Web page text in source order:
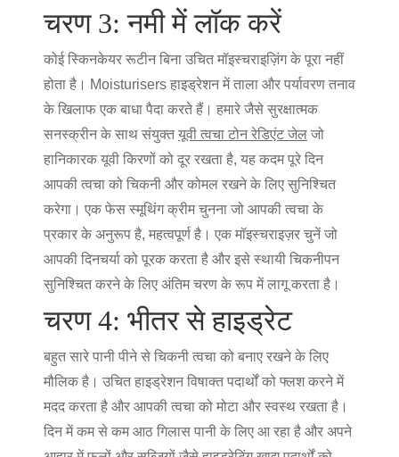
चरण 3: नमी में लॉक करें
कोई स्किनकेयर रूटीन बिना उचित मॉइस्चराइज़िंग के पूरा नहीं
होता है। Moisturisers हाइड्रेशन में ताला और पर्यावरण तनाव
के खिलाफ एक बाधा पैदा करते हैं। हमारे जैसे सुरक्षात्मक
सनस्क्रीन के साथ संयुक्त यूवी त्वचा टोन रेडिएंट जेल जो
हानिकारक यूवी किरणों को दूर रखता है, यह कदम पूरे दिन
आपकी त्वचा को चिकनी और कोमल रखने के लिए सुनिश्चित
करेगा। एक फेस स्मूथिंग क्रीम चुनना जो आपकी त्वचा के
प्रकार के अनुरूप है, महत्वपूर्ण है। एक मॉइस्चराइज़र चुनें जो
आपकी दिनचर्या को पूरक करता है और इसे स्थायी चिकनीपन
सुनिश्चित करने के लिए अंतिम चरण के रूप में लागू करता है।
चरण 4: भीतर से हाइड्रेट
बहुत सारे पानी पीने से चिकनी त्वचा को बनाए रखने के लिए
मौलिक है। उचित हाइड्रेशन विषाक्त पदार्थों को फ्लश करने में
मदद करता है और आपकी त्वचा को मोटा और स्वस्थ रखता है।
दिन में कम से कम आठ गिलास पानी के लिए आ रहा है और अपने